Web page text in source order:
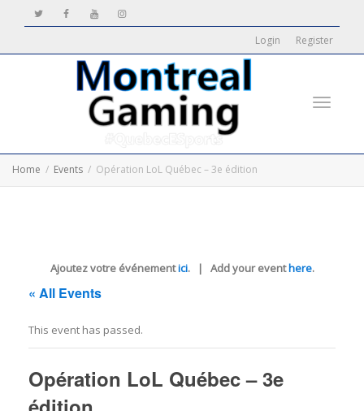
Login Register
Home Events Opération LoL Québec – 3e édition
Ajoutez votre événementici. | Add your eventhere.
« All Events
This event has passed.
Opération LoL Québec – 3e